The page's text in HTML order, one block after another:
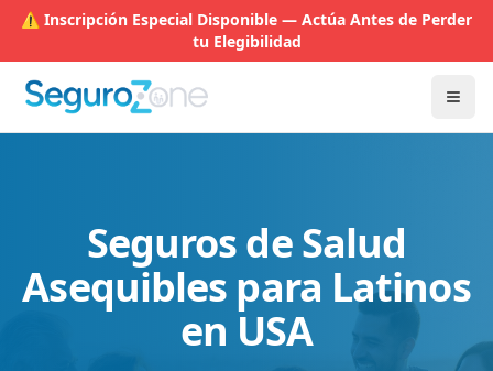
⚠️ Inscripción Especial Disponible — Actúa Antes de Perder
tu Elegibilidad
Abrir
Seguros de Salud
Asequibles para Latinos
en USA